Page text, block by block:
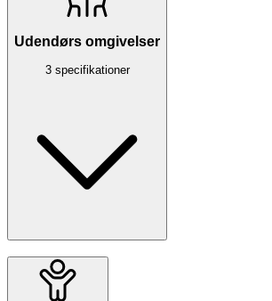
Udendørs omgivelser
3 specifikationer